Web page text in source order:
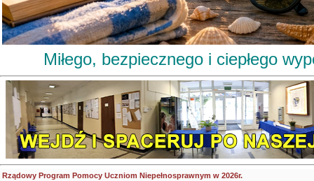
Miłego, bezpiecznego i ciepłego
Rządowy Program Pomocy Uczniom Niepełnosprawnym w 2026r.